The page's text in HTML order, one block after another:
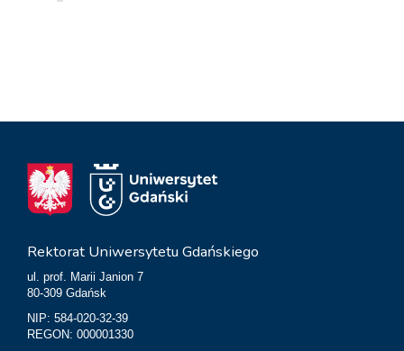
Rektorat Uniwersytetu Gdańskiego
ul. prof. Marii Janion 7
80-309 Gdańsk
NIP: 584-020-32-39
REGON: 000001330